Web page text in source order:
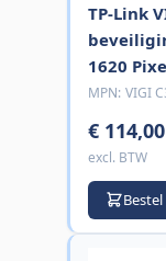
TP-Link
1620
MPN: VIGI
€ 114,00
excl. BTW